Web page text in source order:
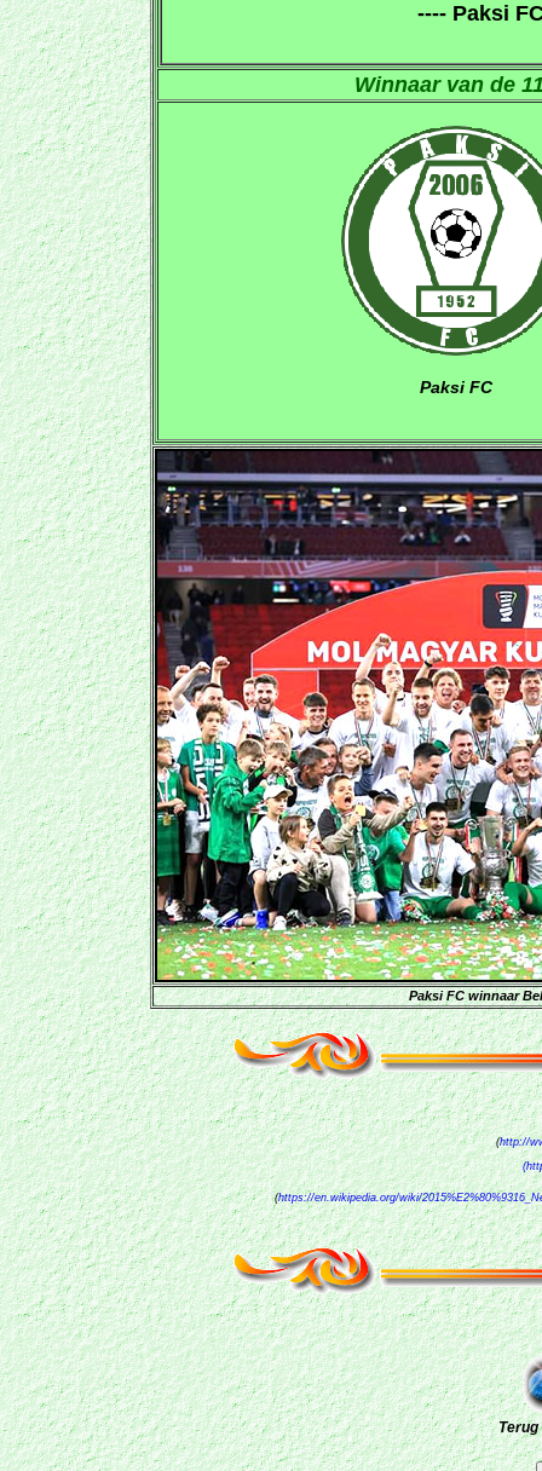
---- Paksi
Winnaar van de
Paksi FC
Paksi FC winnaar
(http://
(https://en.wikipedia.org/wiki/
Terug